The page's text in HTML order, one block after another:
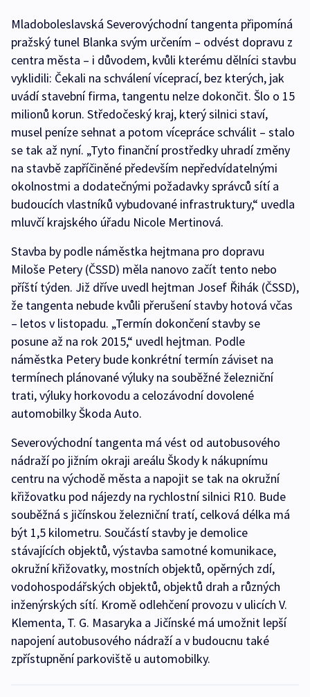
Mladoboleslavská Severovýchodní tangenta připomíná
pražský tunel Blanka svým určením – odvést dopravu z
centra města – i důvodem, kvůli kterému dělníci stavbu
vyklidili: Čekali na schválení víceprací, bez kterých, jak
uvádí stavební firma, tangentu nelze dokončit. Šlo o 15
milionů korun. Středočeský kraj, který silnici staví,
musel peníze sehnat a potom vícepráce schválit – stalo
se tak až nyní. „Tyto finanční prostředky uhradí změny
na stavbě zapříčiněné především nepředvídatelnými
okolnostmi a dodatečnými požadavky správců sítí a
budoucích vlastníků vybudované infrastruktury,“ uvedla
mluvčí krajského úřadu Nicole Mertinová.
Stavba by podle náměstka hejtmana pro dopravu
Miloše Petery (ČSSD) měla nanovo začít tento nebo
příští týden. Již dříve uvedl hejtman Josef Řihák (ČSSD),
že tangenta nebude kvůli přerušení stavby hotová včas
– letos v listopadu. „Termín dokončení stavby se
posune až na rok 2015,“ uvedl hejtman. Podle
náměstka Petery bude konkrétní termín záviset na
termínech plánované výluky na souběžné železniční
trati, výluky horkovodu a celozávodní dovolené
automobilky Škoda Auto.
Severovýchodní tangenta má vést od autobusového
nádraží po jižním okraji areálu Škody k nákupnímu
centru na východě města a napojit se tak na okružní
křižovatku pod nájezdy na rychlostní silnici R10. Bude
souběžná s jičínskou železniční tratí, celková délka má
být 1,5 kilometru. Součástí stavby je demolice
stávajících objektů, výstavba samotné komunikace,
okružní křižovatky, mostních objektů, opěrných zdí,
vodohospodářských objektů, objektů drah a různých
inženýrských sítí. Kromě odlehčení provozu v ulicích V.
Klementa, T. G. Masaryka a Jičínské má umožnit lepší
napojení autobusového nádraží a v budoucnu také
zpřístupnění parkoviště u automobilky.